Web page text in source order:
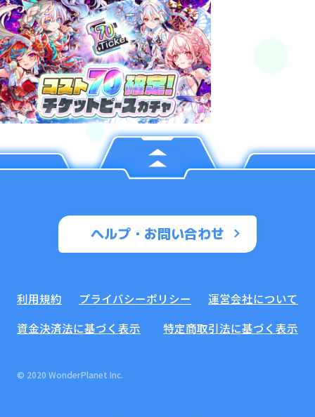
ヘルプ・お問い合わせ
利用規約 プライバシーポリシー
運営会社について
資金決済法に基づく表示
特定商取引法に基づく表示
© 2020 WonderPlanet Inc.